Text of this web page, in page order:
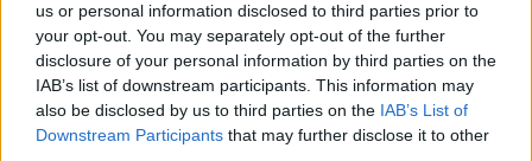
us or personal information disclosed to third parties prior to
your opt-out. You may separately opt-out of the further
disclosure of your personal information by third parties on the
IAB’s list of downstream participants. This information may
also be disclosed by us to third parties on the IAB’s List of
Downstream Participants that may further disclose it to other
užduodamais klausimais ir demonstratyviai
užbaigė pokalbį: „Man tai jūs atrodote
kažkoks pavojingas. Baigiu pokalbį. Viso
gero“.